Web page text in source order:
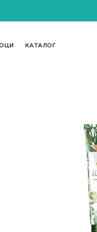
КАТАЛОГ